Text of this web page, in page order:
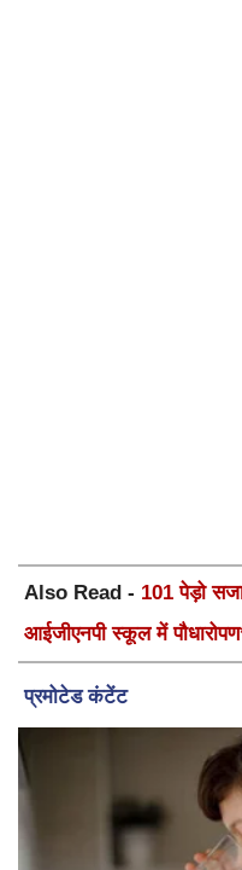
Also Read - 101 पेड़ो
आईजीएनपी स्कूल में